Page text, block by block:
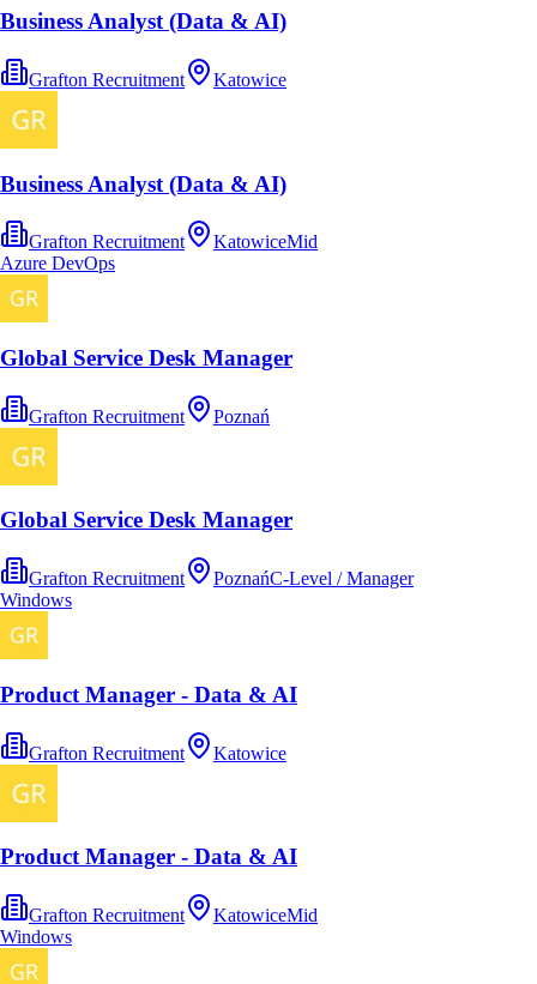
Business Analyst (Data & AI)
Grafton Recruitment Katowice
Business Analyst (Data & AI)
Grafton Recruitment KatowiceMid
Azure DevOps
Global Service Desk Manager
Grafton Recruitment Poznań
Global Service Desk Manager
Grafton Recruitment PoznańC-Level / Manager
Windows
Product Manager - Data & AI
Grafton Recruitment Katowice
Product Manager - Data & AI
Grafton Recruitment KatowiceMid
Windows